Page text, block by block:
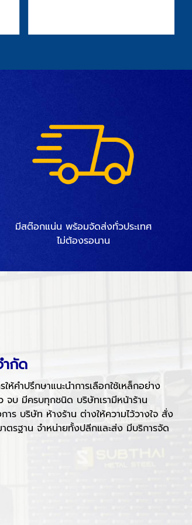
มีสต๊อกแน่น พร้อมจัดส่งทั่วประเทศ
ไม่ต้องรอนาน
กัด
คำปรึกษาแนะนำการเลือกใช้เหล็กอย่าง
จบ มีครบทุกชนิด บริษัทเรามีหน้าร้าน
าร บริษัท ห้างร้าน ต่างให้ความไว้วางใจ สั่ง
ตรฐาน จำหน่ายทั้งปลีกและส่ง มีบริการจัด